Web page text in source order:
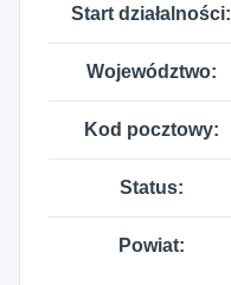
Start działalności:
Województwo:
Kod pocztowy:
Status:
Powiat: